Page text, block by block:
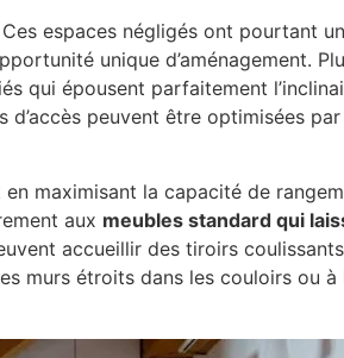
espaces négligés ont pourtant
unique d’aménagement.
qui épousent parfaitement
peuvent être optimisées
maximisant la capacité de
aux meubles standard qui
accueillir des tiroirs
murs étroits dans les couloirs ou à